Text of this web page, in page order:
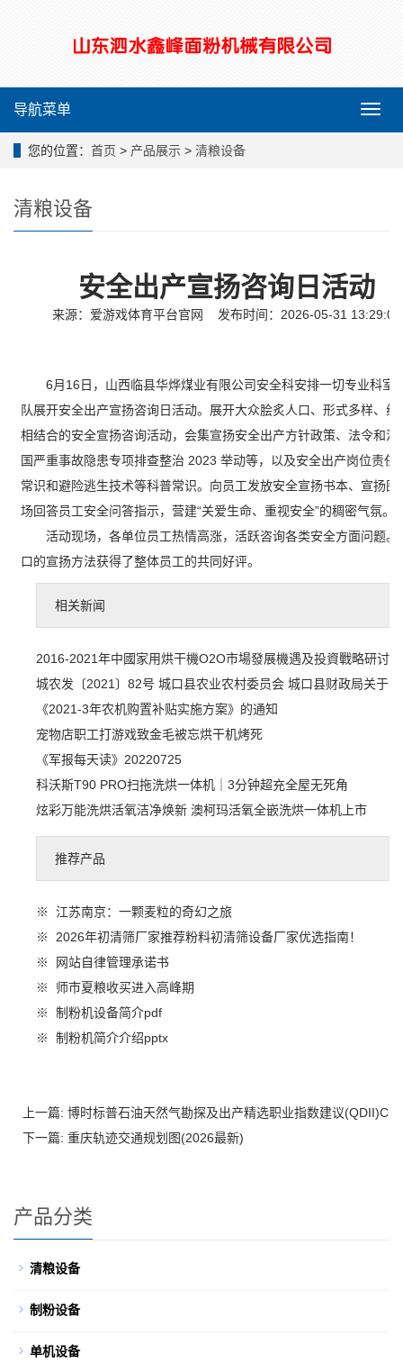
导
导航菜单
您的位置： 首页 > 产品展示 > 清粮设备
清粮设备
安全出产宣扬咨询日活动
来源： 爱游戏体育平台官网 发布时间：2026-05-31 13:29:06
6月16日，山西临县华烨煤业有限公司安全科安排一切专业科室
队展开安全出产宣扬咨询日活动。展开大众脍炙人口、形式多样、线
相结合的安全宣扬咨询活动，会集宣扬安全出产方针政策、法令和法
国严重事故隐患专项排查整治 2023 举动等，以及安全出产岗位责任
常识和避险逃生技术等科普常识。向员工发放安全宣扬书本、宣扬图
场回答员工安全问答指示，营建“关爱生命、重视安全”的稠密气氛。
活动现场，各单位员工热情高涨，活跃咨询各类安全方面问题。
口的宣扬方法获得了整体员工的共同好评。
相关新闻
2016-2021年中國家用烘干機O2O市場發展機遇及投資戰略研讨
城农发〔2021〕82号 城口县农业农村委员会 城口县财政局关于
《2021-3年农机购置补贴实施方案》的通知
宠物店职工打游戏致金毛被忘烘干机烤死
《军报每天读》20220725
科沃斯T90 PRO扫拖洗烘一体机｜3分钟超充全屋无死角
炫彩万能洗烘活氧洁净焕新 澳柯玛活氧全嵌洗烘一体机上市
推荐产品
※ 江苏南京：一颗麦粒的奇幻之旅
※ 2026年初清筛厂家推荐粉料初清筛设备厂家优选指南！
※
网站自律管理承诺书
※ 师市夏粮收买进入高峰期
※ 制粉机设备简介pdf
※ 制粉机简介介绍pptx
上一篇: 博时标普石油天然气勘探及出产精选职业指数建议(QDII)C
下一篇: 重庆轨迹交通规划图(2026最新)
产品分类
清粮设备
制粉设备
单机设备